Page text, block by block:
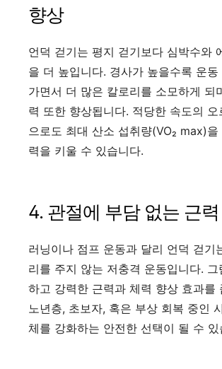
향상
언덕 걷기는 평지 걷기보다 심박수와
을 더 높입니다. 경사가 높을수록 운
가면서 더 많은 칼로리를 소모하게 되
력 또한 향상됩니다. 적당한 속도의
으로도 최대 산소 섭취량(VO₂ max)
력을 키울 수 있습니다.
4. 관절에 부담 없는 근
러닝이나 점프 운동과 달리 언덕 걷기
리를 주지 않는 저충격 운동입니다. 그
하고 강력한 근력과 체력 향상 효과를
노년층, 초보자, 혹은 부상 회복 중인
체를 강화하는 안전한 선택이 될 수 있